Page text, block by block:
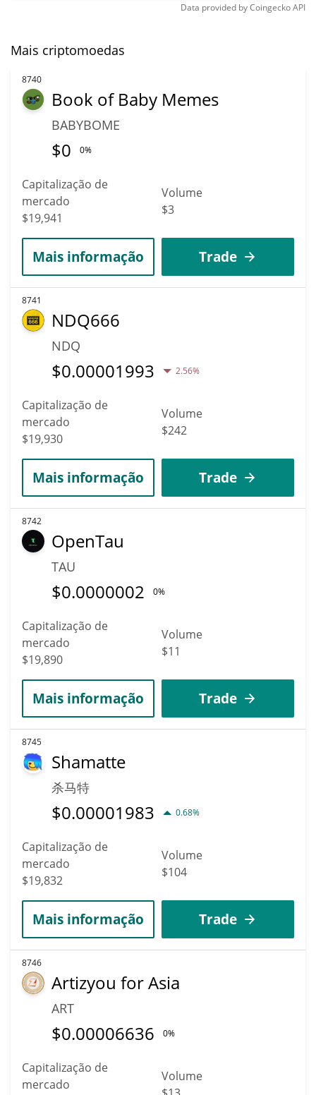
Data provided byCoingeckoAPI
Mais criptomoedas
8740
Book of Baby Memes
BABYBOME
$0 0%
Capitalização de
mercado
$19,941
Volume
$3
Mais informação Trade
8741
NDQ666
NDQ
$0.00001993 2.56%
Capitalização de
mercado
$19,930
Volume
$242
Mais informação Trade
8742
OpenTau
TAU
$0.0000002 0%
Capitalização de
mercado
$19,890
Volume
$11
Mais informação Trade
8745
Shamatte
杀马特
$0.00001983 0.68%
Capitalização de
mercado
$19,832
Volume
$104
Mais informação Trade
8746
Artizyou for Asia
ART
$0.00006636 0%
Capitalização de
mercado
Volume